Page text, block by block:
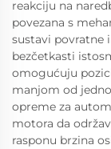
reakciju na
povezana s
sustavi povratne
bezčetkasti
omogućuju
manjom od
opreme za
motora da
rasponu brzina